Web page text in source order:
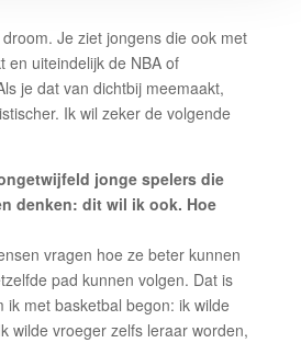
Je ziet jongens die ook met
en uiteindelijk de NBA of
je dat van dichtbij meemaakt,
Ik wil zeker de volgende
jonge spelers die
denken: dit wil ik ook. Hoe
vragen hoe ze beter kunnen
pad kunnen volgen. Dat is
ik met basketbal begon: ik wilde
wilde vroeger zelfs leraar worden,